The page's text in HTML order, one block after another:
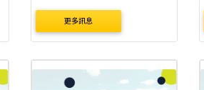
更多訊息